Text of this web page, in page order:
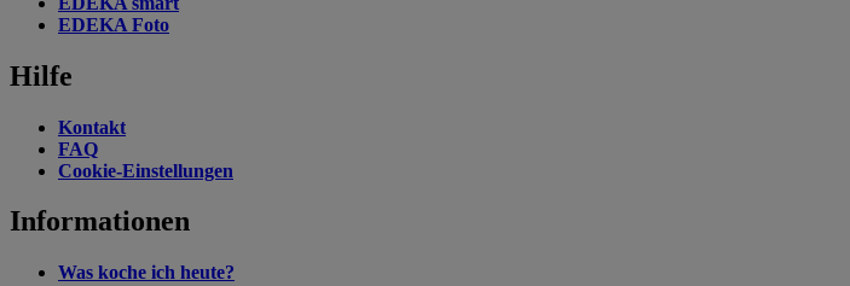
EDEKA Foto
Hilfe
Kontakt
FAQ
Cookie-Einstellungen
Informationen
Was koche ich heute?